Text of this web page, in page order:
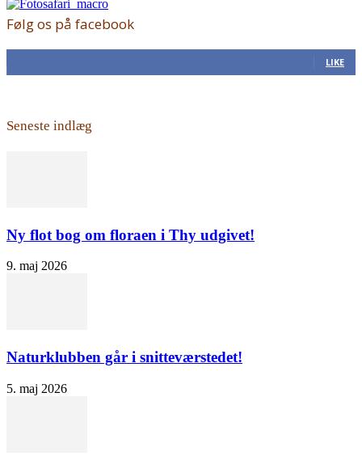
Følg os på facebook
LIKE
Seneste indlæg
Ny flot bog om floraen i Thy udgivet!
9. maj 2026
Naturklubben går i snitteværstedet!
5. maj 2026